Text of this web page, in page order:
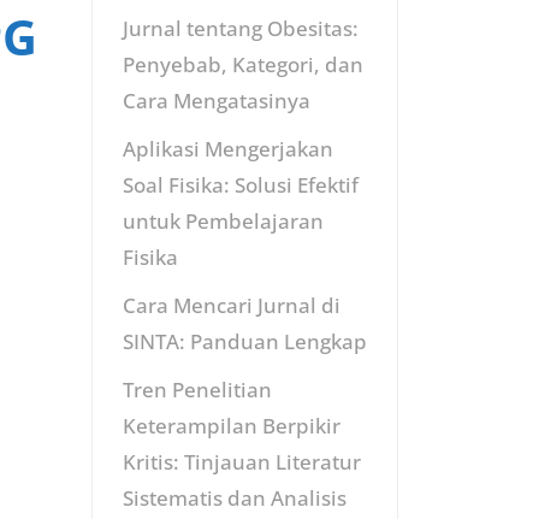
Jurnal tentang Obesitas:
Penyebab, Kategori, dan
Cara Mengatasinya
Aplikasi Mengerjakan
Soal Fisika: Solusi Efektif
untuk Pembelajaran
Fisika
Cara Mencari Jurnal di
SINTA: Panduan Lengkap
Tren Penelitian
Keterampilan Berpikir
Kritis: Tinjauan Literatur
Sistematis dan Analisis